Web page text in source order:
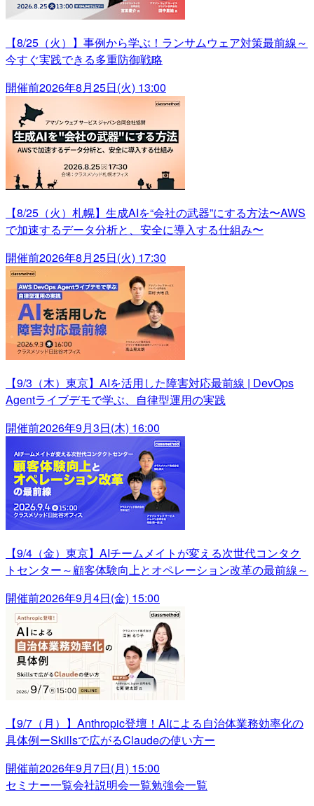
【8/25（火）】事例から学ぶ！ランサムウェア対策最前線～
今すぐ実践できる多重防御戦略
開催前2026年8月25日(火) 13:00
【8/25（火）札幌】生成AIを“会社の武器”にする方法〜AWS
で加速するデータ分析と、安全に導入する仕組み〜
開催前2026年8月25日(火) 17:30
【9/3（木）東京】AIを活用した障害対応最前線 | DevOps
Agentライブデモで学ぶ、自律型運用の実践
開催前2026年9月3日(木) 16:00
【9/4（金）東京】AIチームメイトが変える次世代コンタク
トセンター～顧客体験向上とオペレーション改革の最前線～
開催前2026年9月4日(金) 15:00
【9/7（月）】Anthropic登壇！AIによる自治体業務効率化の
具体例ーSkillsで広がるClaudeの使い方ー
開催前2026年9月7日(月) 15:00
セミナー一覧会社説明会一覧勉強会一覧